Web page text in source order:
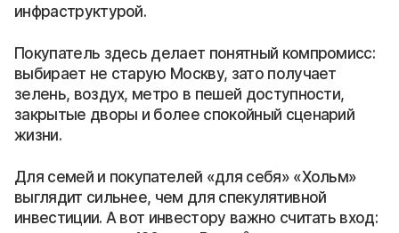
инфраструктурой.
Покупатель здесь делает понятный компромисс:
выбирает не старую Москву, зато получает
зелень, воздух, метро в пешей доступности,
закрытые дворы и более спокойный сценарий
жизни.
Для семей и покупателей «для себя» «Хольм»
выглядит сильнее, чем для спекулятивной
инвестиции. А вот инвестору важно считать вход: